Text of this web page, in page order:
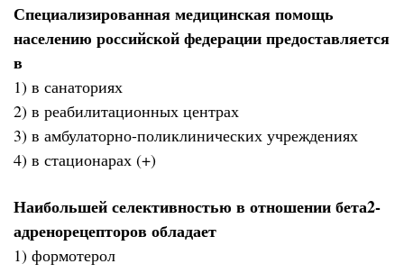
Специализированная медицинская помощь
населению российской федерации предоставляется
в
1) в санаториях
2) в реабилитационных центрах
3) в амбулаторно-поликлинических учреждениях
4) в стационарах (+)
Наибольшей селективностью в отношении бета2-
адренорецепторов обладает
1) формотерол